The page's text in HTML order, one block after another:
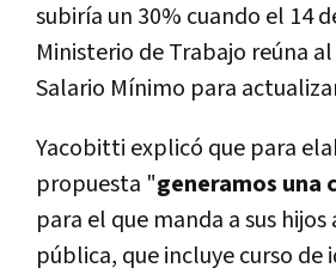
subiría un 30% cuando el 14
Ministerio de Trabajo reúna
Salario Mínimo para
Yacobitti explicó que para
propuesta "generamos una
para el que manda a sus hijos
pública, que incluye curso de